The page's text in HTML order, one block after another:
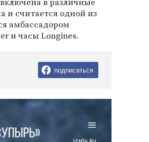
считается одной из
амбассадором
и часы Longines.
подписаться